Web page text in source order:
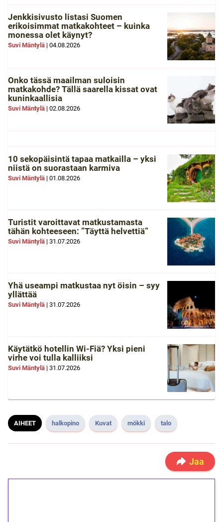
Jenkkisivusto listasi Suomen
erikoisimmat matkakohteet – kuinka
monessa olet käynyt?
Suvi Mäntylä | 04.08.2026
Onko tässä maailman suloisin
matkakohde? Tällä saarella kissat ovat
kuninkaallisia
Suvi Mäntylä | 02.08.2026
10 sekopäisintä tapaa matkailla – yksi
niistä on suorastaan karmiva
Suvi Mäntylä | 01.08.2026
Turistit varoittavat matkustamasta
tähän kohteeseen: ”Täyttä helvettiä”
Suvi Mäntylä | 31.07.2026
Yhä useampi matkustaa nyt öisin – syy
yllättää
Suvi Mäntylä | 31.07.2026
Käytätkö hotellin Wi-Fiä? Yksi pieni
virhe voi tulla kalliiksi
Suvi Mäntylä | 31.07.2026
AIHEET halkopino Kuvat mökki talo
Jaa